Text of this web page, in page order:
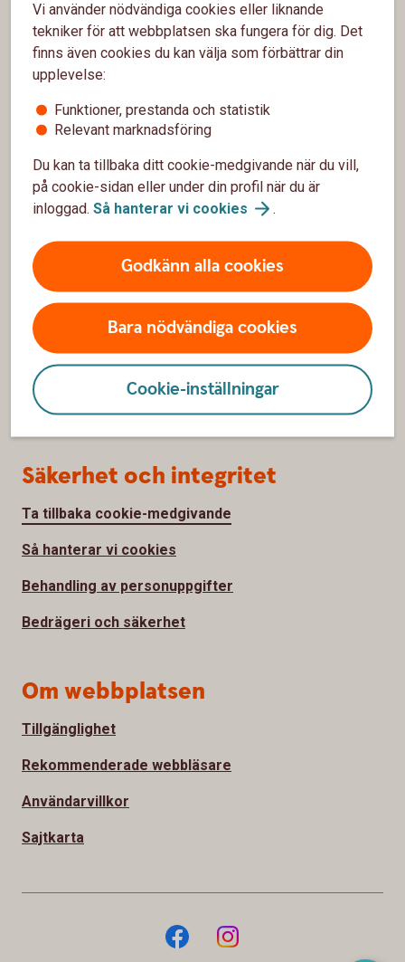
Vi använder nödvändiga cookies eller liknande
tekniker för att webbplatsen ska fungera för dig. Det
finns även cookies du kan välja som förbättrar din
upplevelse:
Funktioner, prestanda och statistik
Relevant marknadsföring
Du kan ta tillbaka ditt cookie-medgivande när du vill,
på cookie-sidan eller under din profil när du är
inloggad. Så hanterar vi cookies .
Godkänn alla cookies
Bara nödvändiga cookies
Cookie-inställningar
Hitta snabbt
Kontakta oss
Spärrhjälp
Hitta bankkontor
Priser, räntor och kurser
Om oss
Om Sparbanken Gotland
Hållbarhet
Jobba hos oss
Sponsring
Säkerhet och integritet
Ta tillbaka cookie-medgivande
Så hanterar vi cookies
Behandling av personuppgifter
Bedrägeri och säkerhet
Om webbplatsen
Tillgänglighet
Rekommenderade webbläsare
Användarvillkor
Sajtkarta